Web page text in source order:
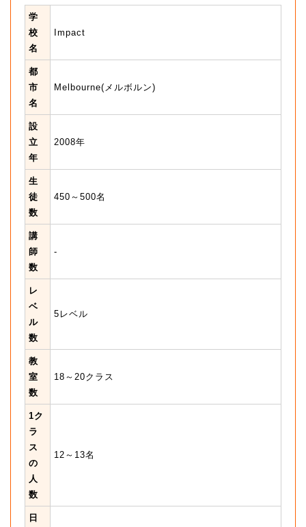
学
校
名
Impact
都
市
名
Melbourne(メルボルン)
設
立
年
2008年
生
徒
数
450～500名
講
師
数
-
レ
ベ
ル
数
5レベル
教
室
数
18～20クラス
1ク
ラ
ス
の
人
数
12～13名
日